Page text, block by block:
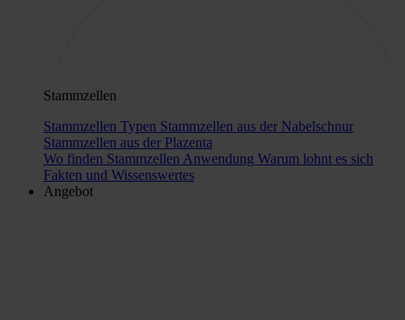
Stammzellen
Stammzellen Typen Stammzellen aus der Nabelschnur
Stammzellen aus der Plazenta
Wo finden Stammzellen Anwendung Warum lohnt es sich
Fakten und Wissenswertes
Angebot